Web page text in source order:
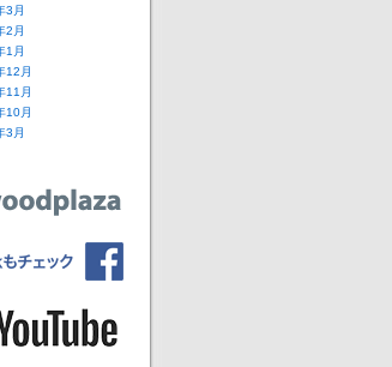
3月
2月
1月
12月
11月
10月
3月